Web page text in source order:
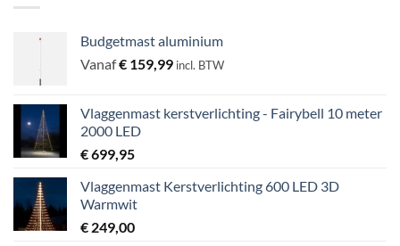
Budgetmast aluminium
Vanaf€ 159,99 incl. BTW
Vlaggenmast kerstverlichting - Fairybell 10 meter
2000 LED
€699,95
Vlaggenmast Kerstverlichting 600 LED 3D
Warmwit
€ 249,00